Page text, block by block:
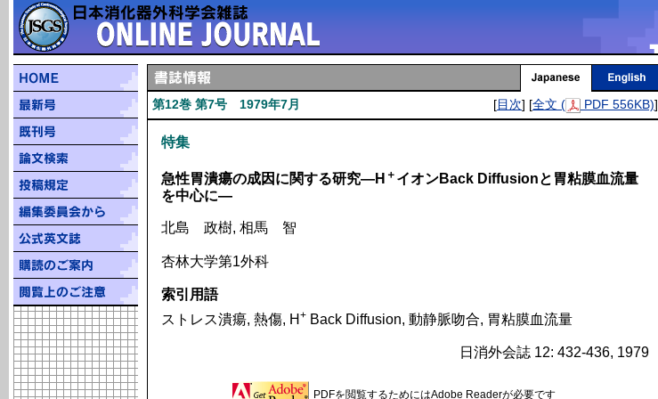
第12巻 第7号 1979年7月 [目次] [全文 ( PDF 556KB)]
特集
急性胃潰瘍の成因に関する研究―H ＋ イオンBack Diffusionと胃粘膜血流量
を中心に―
北島 政樹, 相馬 智
杏林大学第1外科
索引用語
ストレス潰瘍, 熱傷, H + Back Diffusion, 動静脈吻合, 胃粘膜血流量
日消外会誌 12: 432-436, 1979
PDFを閲覧するためにはAdobe Readerが必要です